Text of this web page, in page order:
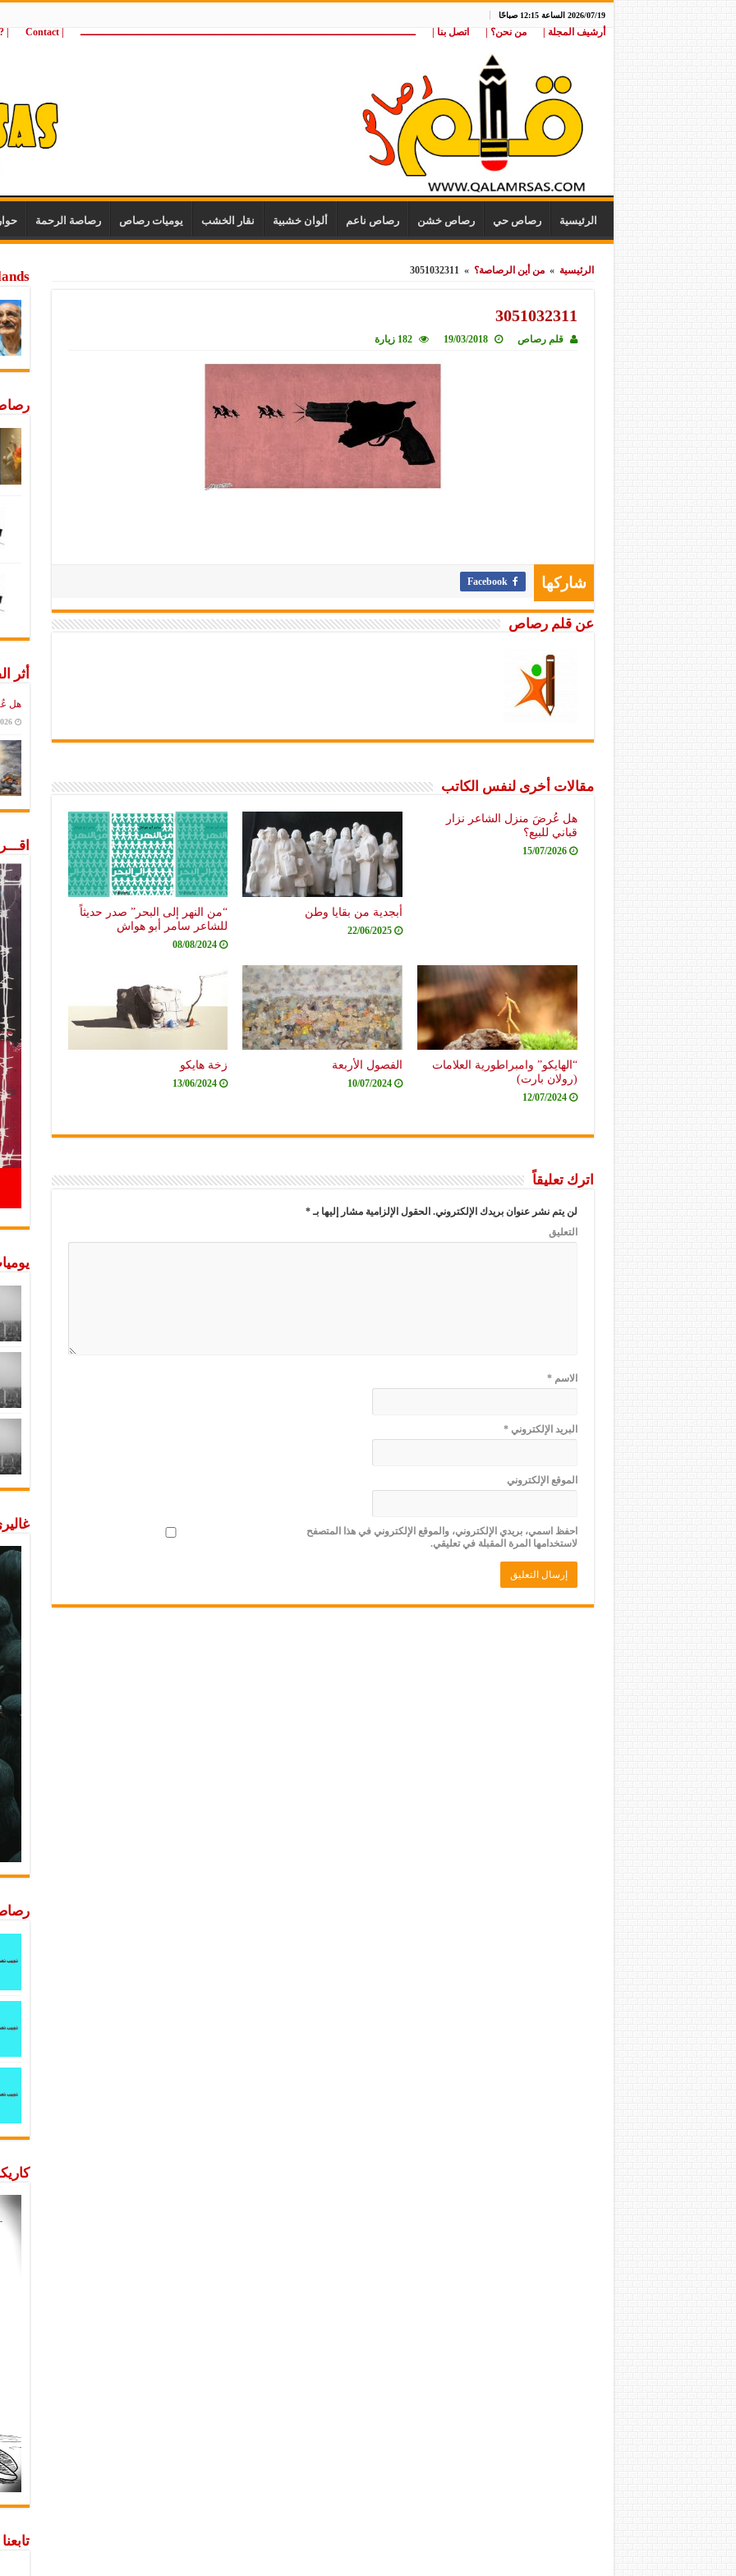
2026/07/19 الساعة 12:15 صباحًا
أرشيف المجلة | من نحن؟ | اتصل بنا | ــــــــــــــــــــــــــــــــــــــــــــــــــــــــــــــــــــــــــــــــــــــــــــــــــــــ | Contact
wij
الرئيسية رصاص حي رصاص خشن رصاص ناعم ألوان خشبية نقار الخشب يوميات رصاص رصاصة الرحمة
الرئيسية » من أين الرصاصة؟ »
3051032311
3051032311
قلم رصاص 19/03/2018 182 زيارة
شاركها Facebook
عن قلم رصاص
مقالات أخرى لنفس الكاتب
هل عُرضَ منزل الشاعر نزار
قباني للبيع؟
15/07/2026
أبجدية من بقايا وطن
22/06/2025
“من النهر إلى البحر” صدر حديثاً
للشاعر سامر أبو هواش
08/08/2024
“الهايكو” وامبراطورية العلامات
(رولان بارت)
12/07/2024
الفصول الأربعة
10/07/2024
زخة هايكو
13/06/2024
اترك تعليقاً
لن يتم نشر عنوان بريدك الإلكتروني. الحقول الإلزامية مشار إليها بـ*
التعليق
الاسم*
البريد الإلكتروني*
الموقع الإلكتروني
احفظ اسمي، بريدي الإلكتروني، والموقع الإلكتروني في هذا المتصفح
لاستخدامها المرة المقبلة في تعليقي.
أثر
هل